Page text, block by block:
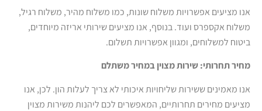
אנו מציעים אפשרויות משלוח שונות, כמו משלוח מהיר, משלוח רגיל,
משלוח אקספרס ועוד. בנוסף, אנו מציעים שירותי אריזה מיוחדים,
ביטוח למשלוחים, ומגוון אפשרויות תשלום.
מחיר תחרותי: שירות מצוין במחיר משתלם
אנו מאמינים ששירות שליחויות איכותי לא צריך לעלות הון. לכן, אנו
מציעים מחירים תחרותיים, המאפשרים לכם ליהנות משירות מצוין